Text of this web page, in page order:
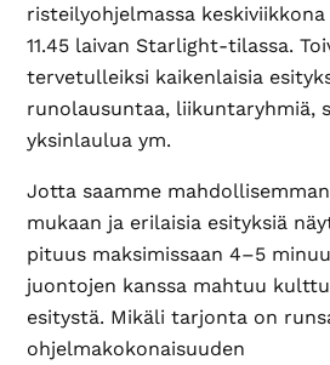
risteilyohjelmassa keskiviikkona
11.45 laivan Starlight-tilassa.
tervetulleiksi kaikenlaisia
runolausuntaa, liikuntaryhmiä,
yksinlaulua ym.
Jotta saamme
mukaan ja erilaisia esityksiä
pituus maksimissaan 4–5
juontojen kanssa mahtuu
esitystä. Mikäli tarjonta on
ohjelmakokonaisuuden